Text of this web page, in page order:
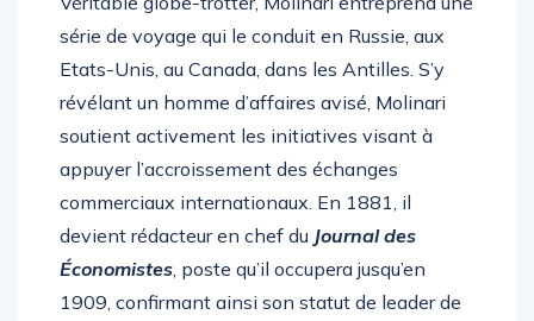
série de voyage qui le conduit en Russie, aux
Etats-Unis, au Canada, dans les Antilles. S’y
révélant un homme d’affaires avisé, Molinari
soutient activement les initiatives visant à
appuyer l’accroissement des échanges
commerciaux internationaux. En 1881, il
devient rédacteur en chef du Journal des
Économistes , poste qu’il occupera jusqu’en
1909, confirmant ainsi son statut de leader de